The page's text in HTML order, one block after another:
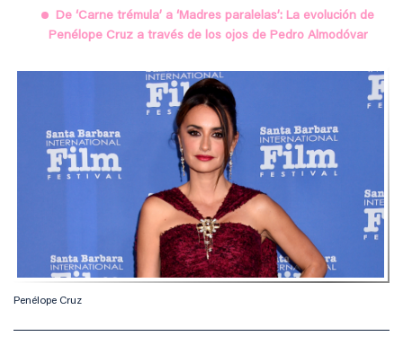
De ‘Carne trémula’ a ‘Madres paralelas’: La evolución de
Penélope Cruz a través de los ojos de Pedro Almodóvar
Penélope Cruz